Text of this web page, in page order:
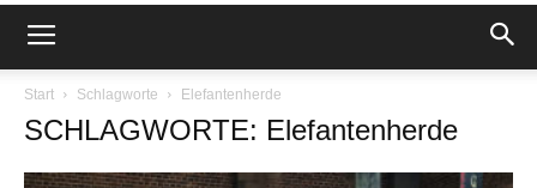
Start Schlagworte Elefantenherde
SCHLAGWORTE: Elefantenherde